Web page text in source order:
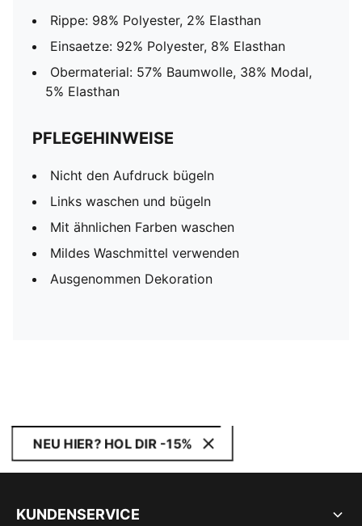
Rippe: 98% Polyester, 2% Elasthan
Einsaetze: 92% Polyester, 8% Elasthan
Obermaterial: 57% Baumwolle, 38% Modal,
5% Elasthan
PFLEGEHINWEISE
Nicht den Aufdruck bügeln
Links waschen und bügeln
Mit ähnlichen Farben waschen
Mildes Waschmittel verwenden
Ausgenommen Dekoration
NEU HIER? HOL DIR -15%
KUNDENSERVICE